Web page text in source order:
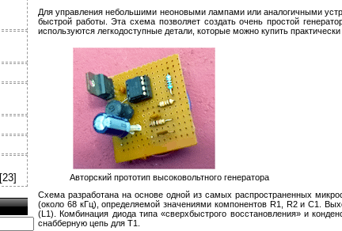
[23]
Для управления небольшими неоновыми лампами или аналогичными
быстрой работы. Эта схема позволяет создать очень простой
используются легкодоступные детали, которые можно купить
Авторский прототип высоковольтного генератора
Схема разработана на основе одной из самых распространенных
(около 68 кГц), определяемой значениями компонентов R1, R2 и C1.
(L1). Комбинация диода типа «сверхбыстрого восстановления» и
снабберную цепь для T1.